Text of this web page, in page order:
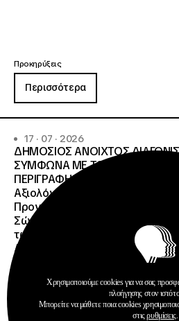
Προκηρύξεις
Περισσότερα
17 · 07 · 2026
ΔΗΜΟΣΙΟΣ ΑΝΟΙΧΤΟΣ
ΣΥΜΦΩΝΑ ΜΕ ΤΟ ΑΡΘΡΟ 107
ΠΕΡΙΓΡΑΦΗ: Διοργάνωση
Αξιολόγησης (Training and
Προγράμματος European
Σώμα Αλληλεγγύης) της
των Προγραμμάτων Erasmus+/
Αθλητισμός και Ευρωπαϊκό
ΠΡΟΫΠΟΛΓΙΣΜΟ:258.064,52 € μη
συμπεριλαμβανομένου του
ΣΥΝΟΛΙΚΗ ΑΞΙΑ 320.000,00 €.
Χρησιμοποιούμε cookies για να σας
πλοήγησης στον
Μπορείτε να μάθετε ποια cookies
στιςρυθμίσεις.